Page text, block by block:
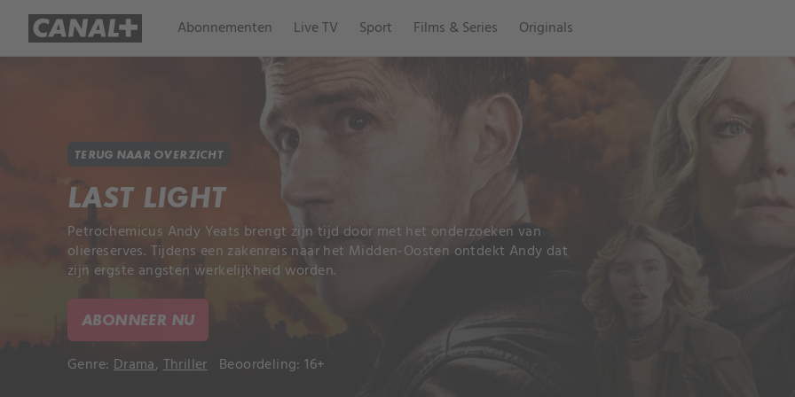
Abonnementen Live TV Sport Films & Series Originals
TERUG NAAR OVERZICHT
LAST LIGHT
Petrochemicus Andy Yeats brengt zijn tijd door met het onderzoeken van
oliereserves. Tijdens een zakenreis naar het Midden-Oosten ontdekt Andy dat
zijn ergste angsten werkelijkheid worden.
ABONNEER NU
Genre: Drama, Thriller Beoordeling: 16+